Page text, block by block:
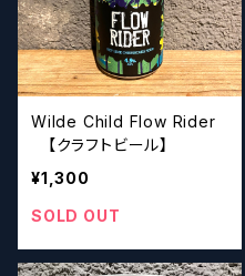
Wilde Child Flow Rider
【クラフトビール】
¥1,300
SOLD OUT